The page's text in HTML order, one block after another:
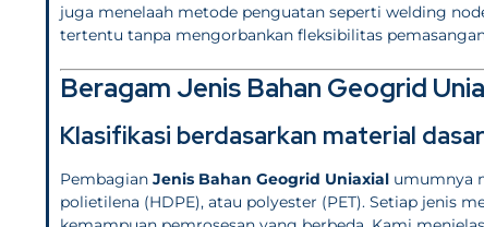
juga menelaah metode penguatan seperti welding
tertentu tanpa mengorbankan fleksibilitas
Beragam Jenis Bahan Geogrid
Klasifikasi berdasarkan material dasar
Pembagian Jenis Bahan Geogrid Uniaxial umumnya
polietilena (HDPE), atau polyester (PET). Setiap jenis